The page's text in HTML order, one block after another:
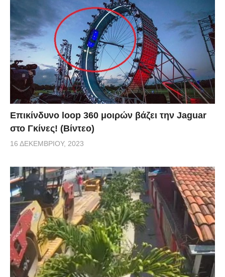
Επικίνδυνο loop 360 μοιρών βάζει την Jaguar
στο Γκίνες! (Βίντεο)
16 ΔΕΚΕΜΒΡΊΟΥ, 2023